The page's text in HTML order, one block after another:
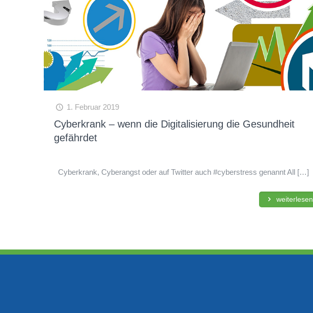
1. Februar 2019
Cyberkrank – wenn die Digitalisierung die Gesundheit
gefährdet
Cyberkrank, Cyberangst oder auf Twitter auch #cyberstress genannt All […]
weiterlesen